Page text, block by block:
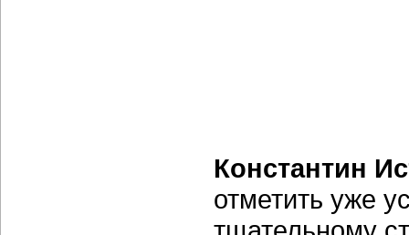
Константин
отметить уже